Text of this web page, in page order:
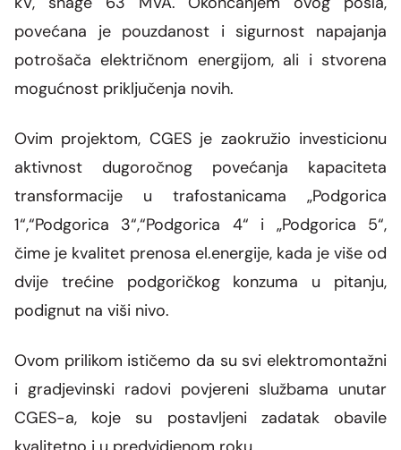
povećana je pouzdanost i sigurnost napajanja
potrošača električnom energijom, ali i stvorena
mogućnost priključenja novih.
Ovim projektom, CGES je zaokružio investicionu
aktivnost dugoročnog povećanja kapaciteta
transformacije u trafostanicama „Podgorica
1“,“Podgorica 3“,“Podgorica 4“ i „Podgorica 5“,
čime je kvalitet prenosa el.energije, kada je više od
dvije trećine podgoričkog konzuma u pitanju,
podignut na viši nivo.
Ovom prilikom ističemo da su svi elektromontažni
i gradjevinski radovi povjereni službama unutar
CGES-a, koje su postavljeni zadatak obavile